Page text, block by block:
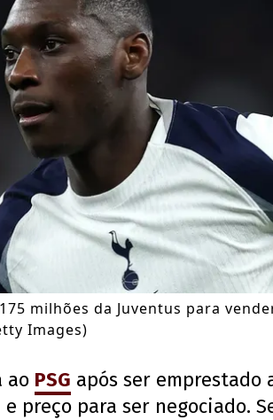
milhões da Juventus para
Images)
ao PSG após ser emprestado
preço para ser negociado.